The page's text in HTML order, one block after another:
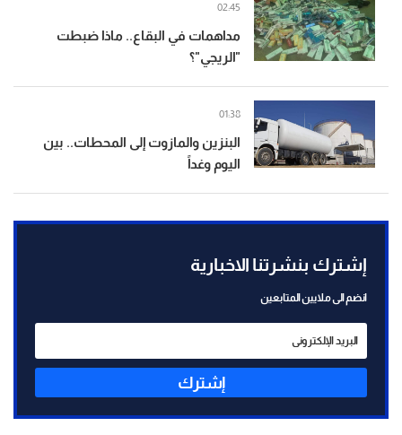
مداهمات في البقاع.. ماذا ضبطت
"الريجي"؟
02:45
البنزين والمازوت إلى المحطات.. بين
اليوم وغداً
01:38
إشترك بنشرتنا الاخبارية
انضم الى ملايين المتابعين
إشترك